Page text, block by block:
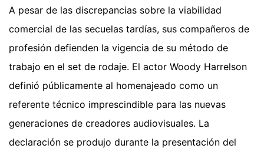
A pesar de las discrepancias sobre la viabilidad
comercial de las secuelas tardías, sus compañeros de
profesión defienden la vigencia de su método de
trabajo en el set de rodaje. El actor Woody Harrelson
definió públicamente al homenajeado como un
referente técnico imprescindible para las nuevas
generaciones de creadores audiovisuales. La
declaración se produjo durante la presentación del